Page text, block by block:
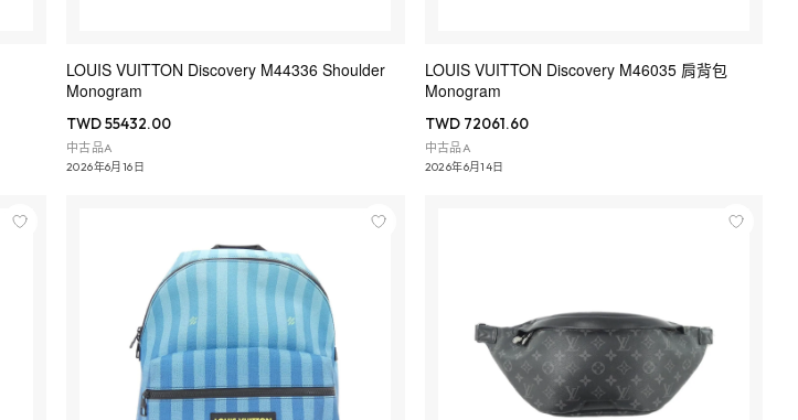
LOUIS VUITTON Discovery M44336 Shoulder
Monogram
TWD 55432.00
中古品A
2026年6月16日
LOUIS VUITTON Discovery M46035 肩背包
Monogram
TWD 72061.60
中古品A
2026年6月14日